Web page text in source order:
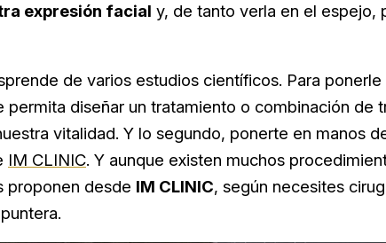
expresión facial y, de tanto verla en el espejo,
de varios estudios científicos. Para
permita diseñar un tratamiento o combinación de
vitalidad. Y lo segundo, ponerte en manos
IM CLINIC. Y aunque existen muchos
proponen desde IM CLINIC, según necesites